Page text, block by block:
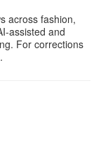
across fashion,
assisted and
For corrections